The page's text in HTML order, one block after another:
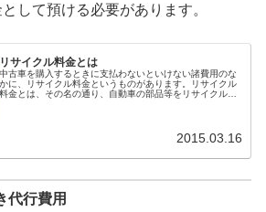
して預ける必要があります。
リサイクル料金とは
中古車を購入するときに支払わないといけない諸費用のな
かに、リサイクル料金というものがあります。リサイクル
料金とは、その名の通り、自動車の部品等をリサイクルす
2015.03.16
代行費用